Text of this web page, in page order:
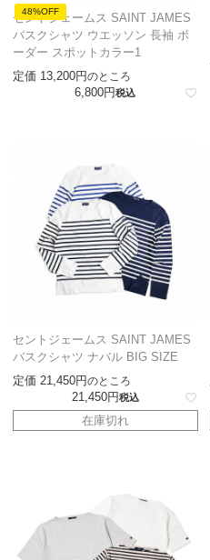
48%OFF
セントジェームス SAINT JAMES
バスクシャツ ウエッソン 長袖 ボ
ーダー スポットカラー1
定価 13,200 のところ
6,800 税込
セントジェームス SAINT JAMES
バスクシャツ ナバル BIG SIZE
定価 21,450 のところ
21,450 税込
在庫切れ